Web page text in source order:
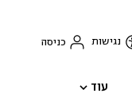
נגישות כניסה
עוד